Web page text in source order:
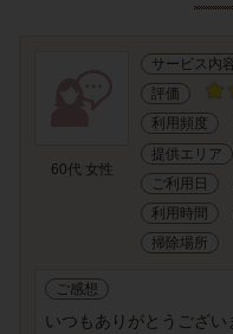
60代 女性
サービス内
評価
利用頻度
提供エリア
ご利用日
利用時間
掃除場所
ご感想
いつもありがとうござ